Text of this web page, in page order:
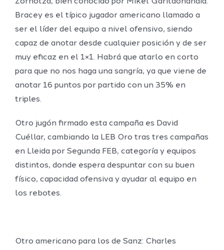
Zornotza, bien conocido por Mikel Garitaonandia.
Bracey es el típico jugador americano llamado a
ser el líder del equipo a nivel ofensivo, siendo
capaz de anotar desde cualquier posición y de ser
muy eficaz en el 1×1. Habrá que atarlo en corto
para que no nos haga una sangría, ya que viene de
anotar 16 puntos por partido con un 35% en
triples.
Otro jugón firmado esta campaña es David
Cuéllar, cambiando la LEB Oro tras tres campañas
en Lleida por Segunda FEB, categoría y equipos
distintos, donde espera despuntar con su buen
físico, capacidad ofensiva y ayudar al equipo en
los rebotes.
Otro americano para los de Sanz: Charles